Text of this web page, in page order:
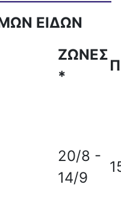
ΕΙΔΩΝ
ΖΩΝΕΣ
*
20/8 -
14/9